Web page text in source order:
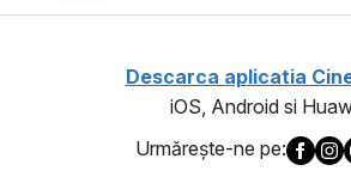
Descarca aplicatia
iOS, Android si
Urmăreşte-ne pe: